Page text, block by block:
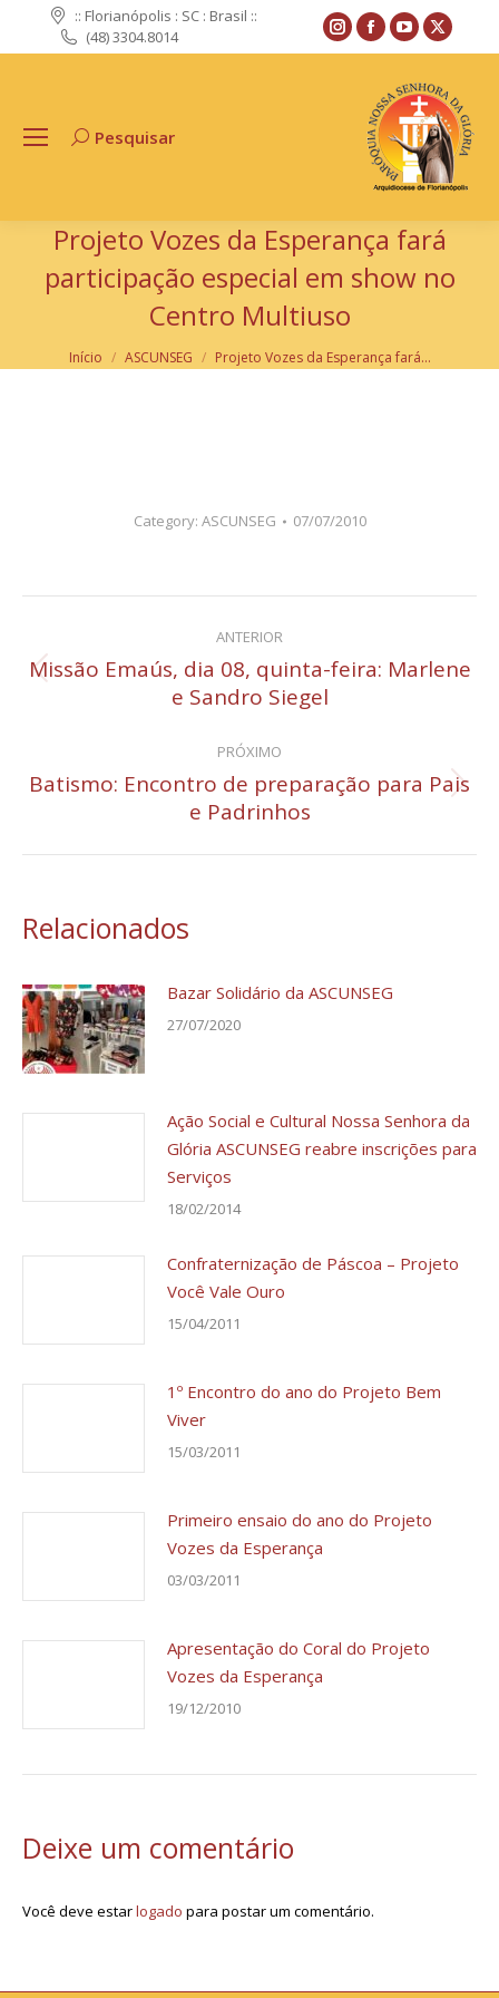
:: Florianópolis : SC : Brasil ::
(48) 3304.8014
Instagram
page
new
window
Facebook
page
opens
in
new
window
YouTube
page
opens
in
new
window
X
page
in
new
Search:Pesquisar
Projeto Vozes da Esperança fará
participação especial em show no
Centro Multiuso
Você está aqui:
Início ASCUNSEG Projeto Vozes da Esperança fará…
Category: ASCUNSEG 07/07/2010
Navegação
de
ANTERIOR
Post
anterior:
Missão Emaús, dia 08, quinta-feira: Marlene
e Sandro Siegel
PRÓXIMO
Próximo
post:
Batismo: Encontro de preparação para Pais
e Padrinhos
Relacionados
Bazar Solidário da ASCUNSEG
27/07/2020
Ação Social e Cultural Nossa Senhora da
Glória ASCUNSEG reabre inscrições para
Serviços
18/02/2014
Confraternização de Páscoa – Projeto
Você Vale Ouro
15/04/2011
1º Encontro do ano do Projeto Bem
Viver
15/03/2011
Primeiro ensaio do ano do Projeto
Vozes da Esperança
03/03/2011
Apresentação do Coral do Projeto
Vozes da Esperança
19/12/2010
Deixe um comentário
Você deve estarlogado para postar um comentário.